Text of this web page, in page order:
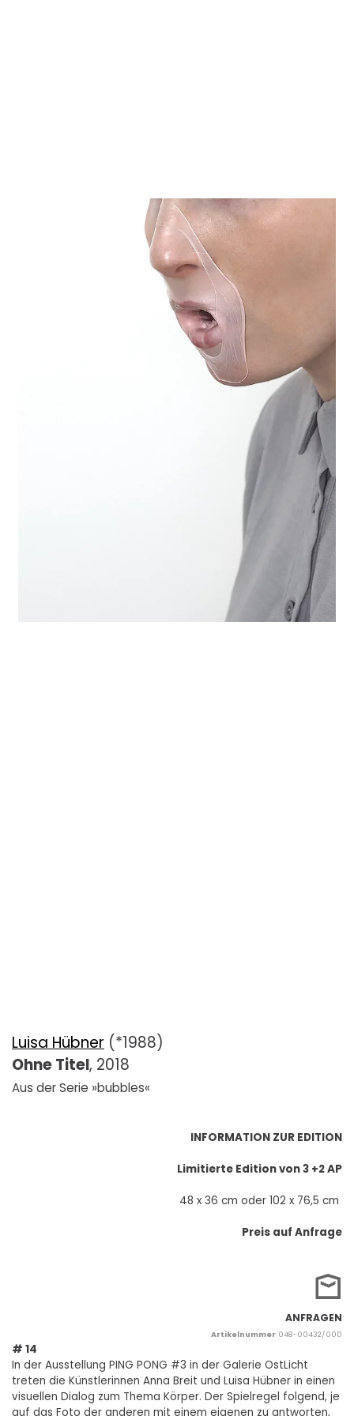
Luisa Hübner (*1988)
Ohne Titel, 2018
Aus der Serie »bubbles«
INFORMATION ZUR EDITION
Limitierte Edition von 3 +2 AP
48 x 36 cm oder 102 x 76,5 cm
Preis auf Anfrage
ANFRAGEN
Artikelnummer 048-00432/000
# 14
In der Ausstellung PING PONG #3 in der Galerie OstLicht
treten die Künstlerinnen Anna Breit und Luisa Hübner in einen
visuellen Dialog zum Thema Körper. Der Spielregel folgend, je
auf das Foto der anderen mit einem eigenen zu antworten,